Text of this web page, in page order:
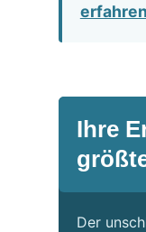
Ihre
Der